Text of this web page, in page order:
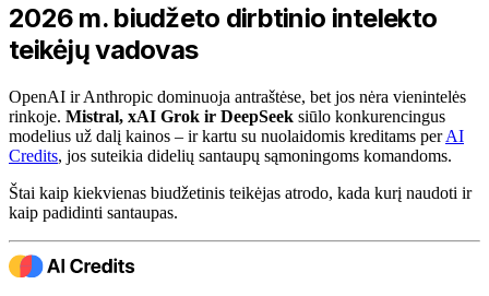
2026 m. biudžeto dirbtinio intelekto
teikėjų vadovas
OpenAI ir Anthropic dominuoja antraštėse, bet jos nėra vienintelės
rinkoje. Mistral, xAI Grok ir DeepSeek siūlo konkurencingus
modelius už dalį kainos – ir kartu su nuolaidomis kreditams perAI
Credits, jos suteikia didelių santaupų sąmoningoms komandoms.
Štai kaip kiekvienas biudžetinis teikėjas atrodo, kada kurį naudoti ir
kaip padidinti santaupas.